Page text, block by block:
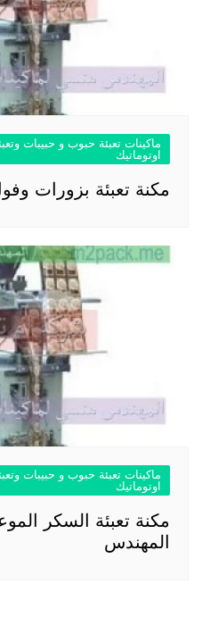
ماكينات تعبئة حبوب و حبيبات
اوتوماتيك
مكنة تعبئة بزورات
ماكينات تعبئة حبوب و حبيبات
اوتوماتيك
مكنة تعبئة السكر
المهندس